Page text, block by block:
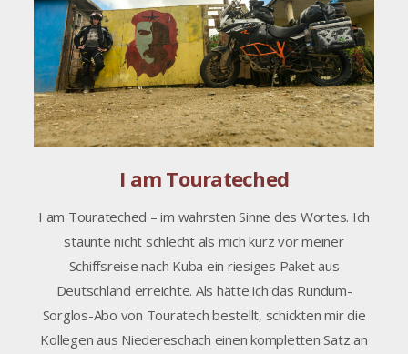
I am Tourateched
I am Tourateched – im wahrsten Sinne des Wortes. Ich
staunte nicht schlecht als mich kurz vor meiner
Schiffsreise nach Kuba ein riesiges Paket aus
Deutschland erreichte. Als hätte ich das Rundum-
Sorglos-Abo von Touratech bestellt, schickten mir die
Kollegen aus Niedereschach einen kompletten Satz an